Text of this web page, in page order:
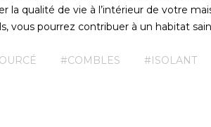
la qualité de vie à l’intérieur de votre
vous pourrez contribuer à un habitat
#COMBLES #ISOLANT